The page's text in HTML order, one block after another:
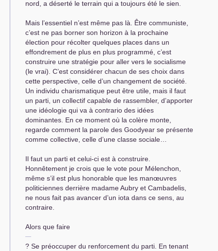
nord, a déserté le terrain qui a toujours été le sien.
Mais l’essentiel n’est même pas là. Être communiste,
c’est ne pas borner son horizon à la prochaine
élection pour récolter quelques places dans un
effondrement de plus en plus programmé, c’est
construire une stratégie pour aller vers le socialisme
(le vrai). C’est considérer chacun de ses choix dans
cette perspective, celle d’un changement de société.
Un individu charismatique peut être utile, mais il faut
un parti, un collectif capable de rassembler, d’apporter
une idéologie qui va à contrario des idées
dominantes. En ce moment où la colère monte,
regarde comment la parole des Goodyear se présente
comme collective, celle d’une classe sociale…
Il faut un parti et celui-ci est à construire.
Honnêtement je crois que le vote pour Mélenchon,
même s’il est plus honorable que les manœuvres
politiciennes derrière madame Aubry et Cambadelis,
ne nous fait pas avancer d’un iota dans ce sens, au
contraire.
Alors que faire
? Se préoccuper du renforcement du parti. En tenant